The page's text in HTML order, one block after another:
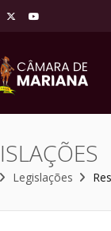
Legislações